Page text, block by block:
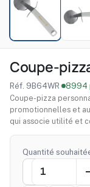
Coupe-
Réf. 9B64WR· 8994
Coupe-pizza
promotionnelles et
qui associe utilité et
Quantité